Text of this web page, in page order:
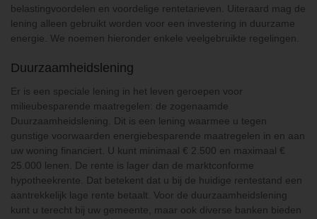
belastingvoordelen en voordelige rentetarieven. Uiteraard mag de
lening alleen gebruikt worden voor een investering in duurzame
energie. We noemen hieronder enkele veelgebruikte regelingen.
Duurzaamheidslening
Er is een speciale lening in het leven geroepen voor
milieubesparende maatregelen: de zogenaamde
Duurzaamheidslening. Dit is een lening waarmee u tegen
gunstige voorwaarden energiebesparende maatregelen in en aan
uw woning financiert. U kunt minimaal € 2.500 en maximaal €
25.000 lenen. De rente is lager dan de marktconforme
hypotheekrente. Dat betekent dat u bij de huidige rentestand een
aantrekkelijk lage rente betaalt. Voor de duurzaamheidslening
kunt u terecht bij uw gemeente, maar ook diverse banken bieden